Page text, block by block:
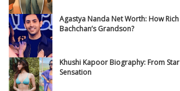
Agastya Nanda Net Worth: How
Bachchan’s Grandson?
Khushi Kapoor Biography: From
Sensation